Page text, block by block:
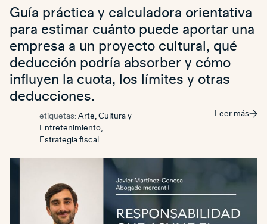
Guía práctica y calculadora orientativa
para estimar cuánto puede aportar una
empresa a un proyecto cultural, qué
deducción podría absorber y cómo
influyen la cuota, los límites y otras
deducciones.
etiquetas: Arte, Cultura y
Entretenimiento
Estrategia fiscal
Leer más